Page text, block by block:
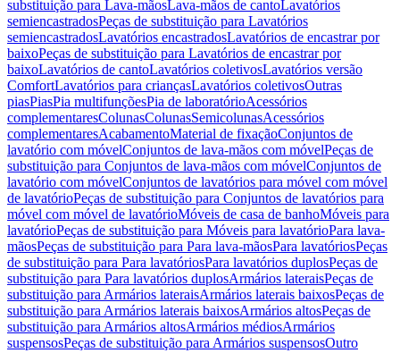
substituição para Lava-mãosLava-mãos de cantoLavatórios
semiencastradosPeças de substituição para Lavatórios
semiencastradosLavatórios encastradosLavatórios de encastrar por
baixoPeças de substituição para Lavatórios de encastrar por
baixoLavatórios de cantoLavatórios coletivosLavatórios versão
ComfortLavatórios para criançasLavatórios coletivosOutras
piasPiasPia multifunçõesPia de laboratórioAcessórios
complementaresColunasColunasSemicolunasAcessórios
complementaresAcabamentoMaterial de fixaçãoConjuntos de
lavatório com móvelConjuntos de lava-mãos com móvelPeças de
substituição para Conjuntos de lava-mãos com móvelConjuntos de
lavatório com móvelConjuntos de lavatórios para móvel com móvel
de lavatórioPeças de substituição para Conjuntos de lavatórios para
móvel com móvel de lavatórioMóveis de casa de banhoMóveis para
lavatórioPeças de substituição para Móveis para lavatórioPara lava-
mãosPeças de substituição para Para lava-mãosPara lavatóriosPeças
de substituição para Para lavatóriosPara lavatórios duplosPeças de
substituição para Para lavatórios duplosArmários lateraisPeças de
substituição para Armários lateraisArmários laterais baixosPeças de
substituição para Armários laterais baixosArmários altosPeças de
substituição para Armários altosArmários médiosArmários
suspensosPeças de substituição para Armários suspensosOutro